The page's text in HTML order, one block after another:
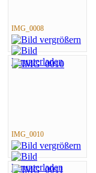
IMG_0008
IMG_0010